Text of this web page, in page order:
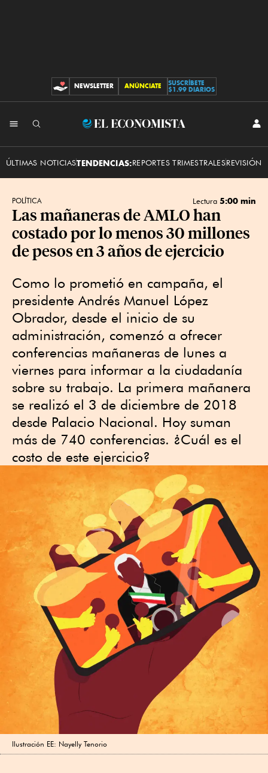
CONTRIBUCIONES
NEWSLETTER ANÚNCIATE
SUSCRÍBETE
$1.99 DIARIOS
El
ÚLTIMAS NOTICIASTENDENCIAS:REPORTES TRIMESTRALESREVISIÓN
POLÍTICA Lectura 5:00 min
Las mañaneras de AMLO han
costado por lo menos 30 millones
de pesos en 3 años de ejercicio
Como lo prometió en campaña, el
presidente Andrés Manuel López
Obrador, desde el inicio de su
administración, comenzó a ofrecer
conferencias mañaneras de lunes a
viernes para informar a la ciudadanía
sobre su trabajo. La primera mañanera
se realizó el 3 de diciembre de 2018
desde Palacio Nacional. Hoy suman
más de 740 conferencias. ¿Cuál es el
costo de este ejercicio?
Ilustración EE: Nayelly Tenorio